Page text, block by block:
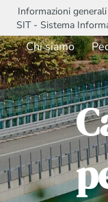
Informazioni generali
SIT - Sistema
Chi siamo